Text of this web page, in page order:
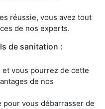
réussie, vous avez tout
de nos experts.
de sanitation :
vous pourrez de cette
de nos
vous débarrasser de